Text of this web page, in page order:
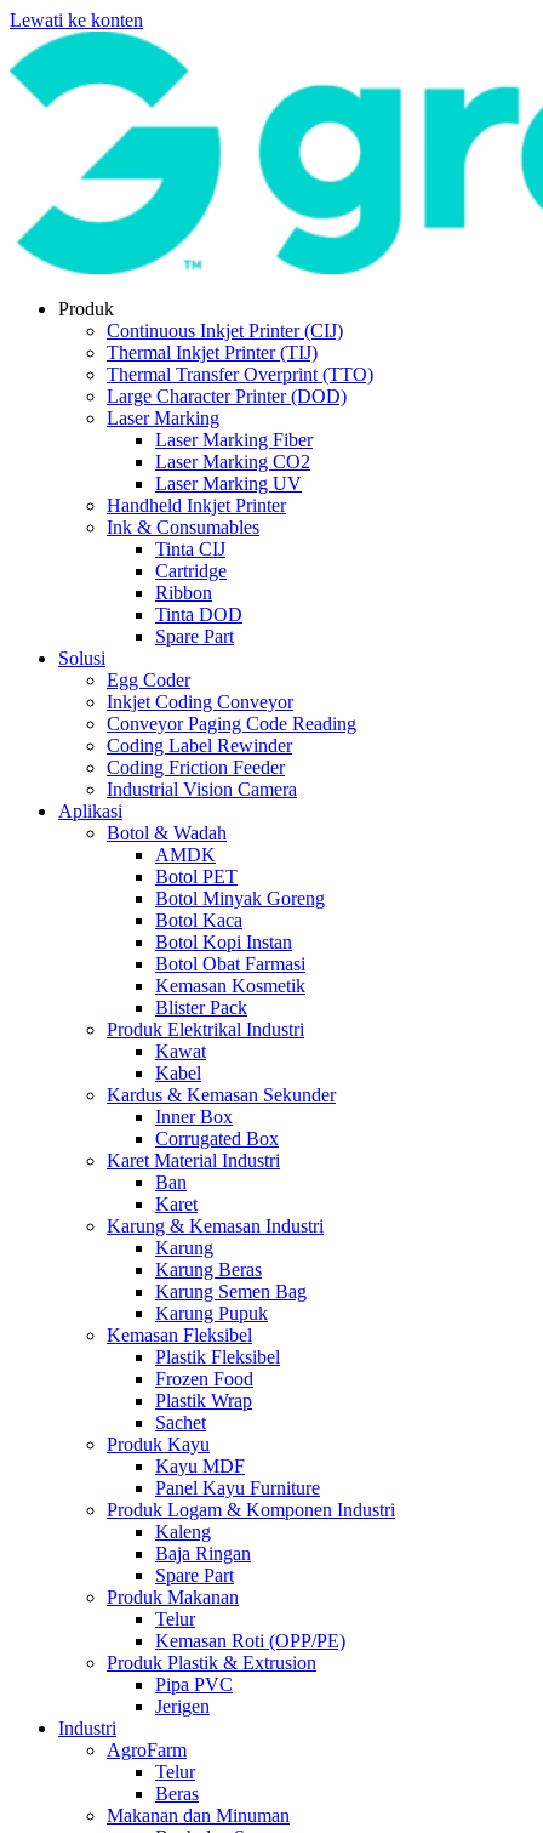
Lewati ke konten
Produk
Continuous Inkjet Printer (CIJ)
Thermal Inkjet Printer (TIJ)
Thermal Transfer Overprint (TTO)
Large Character Printer (DOD)
Laser Marking
Laser Marking Fiber
Laser Marking CO2
Laser Marking UV
Handheld Inkjet Printer
Ink & Consumables
Tinta CIJ
Cartridge
Ribbon
Tinta DOD
Spare Part
Solusi
Egg Coder
Inkjet Coding Conveyor
Conveyor Paging Code Reading
Coding Label Rewinder
Coding Friction Feeder
Industrial Vision Camera
Aplikasi
Botol & Wadah
AMDK
Botol PET
Botol Minyak Goreng
Botol Kaca
Botol Kopi Instan
Botol Obat Farmasi
Kemasan Kosmetik
Blister Pack
Produk Elektrikal Industri
Kawat
Kabel
Kardus & Kemasan Sekunder
Inner Box
Corrugated Box
Karet Material Industri
Ban
Karet
Karung & Kemasan Industri
Karung
Karung Beras
Karung Semen Bag
Karung Pupuk
Kemasan Fleksibel
Plastik Fleksibel
Frozen Food
Plastik Wrap
Sachet
Produk Kayu
Kayu MDF
Panel Kayu Furniture
Produk Logam & Komponen Industri
Kaleng
Baja Ringan
Spare Part
Produk Makanan
Telur
Kemasan Roti (OPP/PE)
Produk Plastik & Extrusion
Pipa PVC
Jerigen
Industri
AgroFarm
Telur
Beras
Makanan dan Minuman